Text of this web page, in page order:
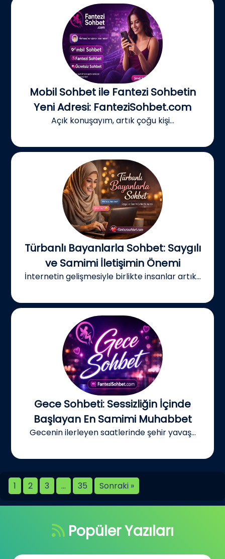
Mobil Sohbet ile Fantezi Sohbetin
Yeni Adresi: FanteziSohbet.com
Açık konuşayım, artık çoğu kişi...
Türbanlı Bayanlarla Sohbet: Saygılı
ve Samimi İletişimin Önemi
İnternetin gelişmesiyle birlikte insanlar artık...
Gece Sohbeti: Sessizliğin İçinde
Başlayan En Samimi Muhabbet
Gecenin ilerleyen saatlerinde şehir yavaş...
1 2 3 … 35 Sonraki »
Popüler Yazıları